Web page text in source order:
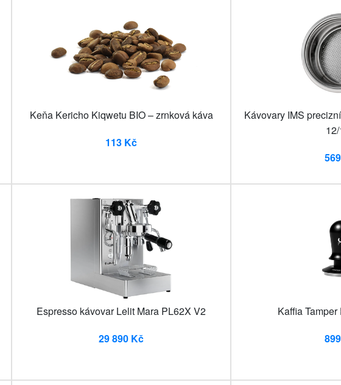
Keňa Kericho Kiqwetu BIO – zrnková káva
113 Kč
Kávovary IMS
Espresso kávovar Lelit Mara PL62X V2
29 890 Kč
Kaffia